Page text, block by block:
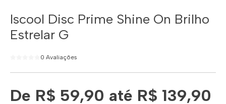
Iscool Disc Prime Shine On Brilho
Estrelar G
0 Avaliações
De R$ 59,90 até R$ 139,90